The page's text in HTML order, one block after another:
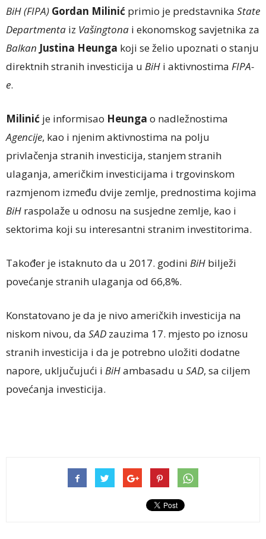
BiH(FIPA) Gordan Milinić primio je predstavnika State
Departmenta iz Vašingtona i ekonomskog savjetnika za
Balkan Justina Heunga koji se želio upoznati o stanju
direktnih stranih investicija u BiH i aktivnostima FIPA-
e.
Milinić je informisao Heunga o nadležnostima
Agencije, kao i njenim aktivnostima na polju
privlačenja stranih investicija, stanjem stranih
ulaganja, američkim investicijama i trgovinskom
razmjenom između dvije zemlje, prednostima kojima
BiH raspolaže u odnosu na susjedne zemlje, kao i
sektorima koji su interesantni stranim investitorima.
Također je istaknuto da u 2017. godini BiH bilježi
povećanje stranih ulaganja od 66,8%.
Konstatovano je da je nivo američkih investicija na
niskom nivou, da SAD zauzima 17. mjesto po iznosu
stranih investicija i da je potrebno uložiti dodatne
napore, uključujući i BiHambasadu u SAD, sa ciljem
povećanja investicija.